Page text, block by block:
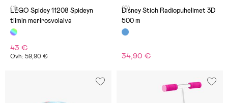
(1)
LEGO Spidey 11208 Spideyn
tiimin merirosvolaiva
43 €
Ovh: 59,90 €
(0)
Disney Stich Radiopuhelimet 3D
500 m
34,90 €